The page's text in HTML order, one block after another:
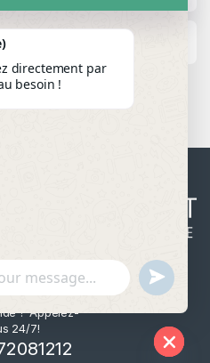
? Appelez-
24/7!
directement par
besoin !
u
n
d